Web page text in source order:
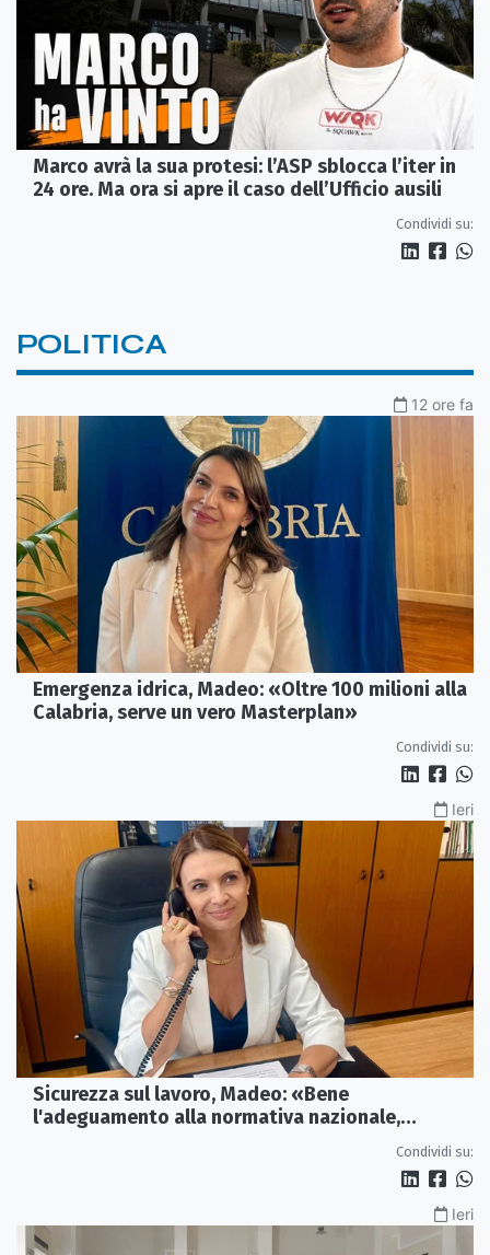
Marco avrà la sua protesi: l’ASP sblocca l’iter in
24 ore. Ma ora si apre il caso dell’Ufficio ausili
Condividi su:
POLITICA
12 ore fa
Emergenza idrica, Madeo: «Oltre 100 milioni alla
Calabria, serve un vero Masterplan»
Condividi su:
Ieri
Sicurezza sul lavoro, Madeo: «Bene
l'adeguamento alla normativa nazionale,
Condividi su:
Ieri